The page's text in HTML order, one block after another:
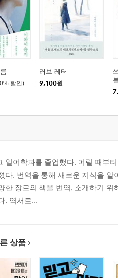
할인)
러브 레터
9,100원
일어학과를 졸업했다. 어릴 때부
다. 번역을 통해 새로운 지식을
한 장르의 책을 번역, 소개하기
. 역서로...
상품